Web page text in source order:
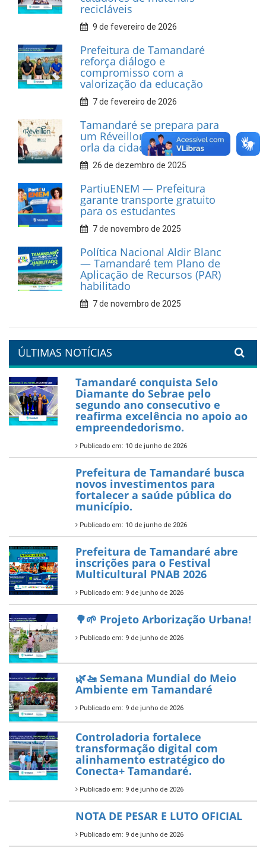
recicláveis
9 de fevereiro de 2026
Prefeitura de Tamandaré
reforça diálogo e
compromisso com a
valorização da educação
7 de fevereiro de 2026
Tamandaré se prepara para
um Réveillon inesquecível na
orla da cidade.
26 de dezembro de 2025
PartiuENEM — Prefeitura
garante transporte gratuito
para os estudantes
7 de novembro de 2025
Política Nacional Aldir Blanc
— Tamandaré tem Plano de
Aplicação de Recursos (PAR)
habilitado
7 de novembro de 2025
ÚLTIMAS NOTÍCIAS
Tamandaré conquista Selo
Diamante do Sebrae pelo
segundo ano consecutivo e
reafirma excelência no apoio ao
empreendedorismo.
Publicado em: 10 de junho de 2026
Prefeitura de Tamandaré busca
novos investimentos para
fortalecer a saúde pública do
município.
Publicado em: 10 de junho de 2026
Prefeitura de Tamandaré abre
inscrições para o Festival
Multicultural PNAB 2026
Publicado em: 9 de junho de 2026
🌳🌱 Projeto Arborização Urbana!
Publicado em: 9 de junho de 2026
🌿🚤 Semana Mundial do Meio
Ambiente em Tamandaré
Publicado em: 9 de junho de 2026
Controladoria fortalece
transformação digital com
alinhamento estratégico do
Conecta+ Tamandaré.
Publicado em: 9 de junho de 2026
NOTA DE PESAR E LUTO OFICIAL
Publicado em: 9 de junho de 2026